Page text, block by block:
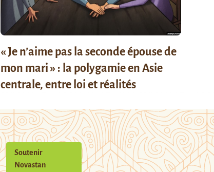
« Je n’aime pas la seconde épouse de
mon mari » : la polygamie en Asie
centrale, entre loi et réalités
Soutenir
Novastan